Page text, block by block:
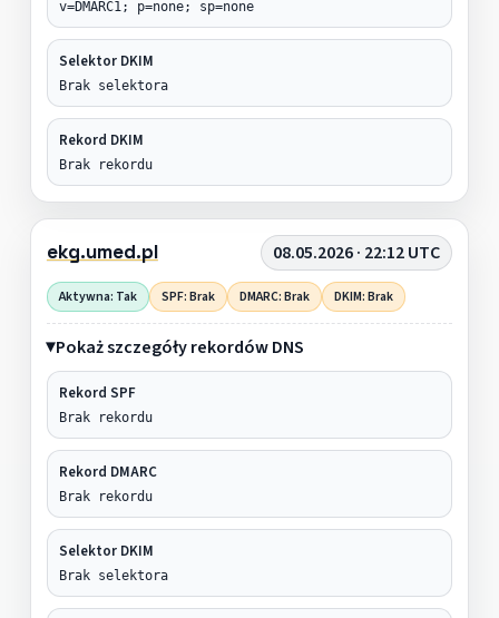
v=DMARC1; p=none; sp=none
Selektor DKIM
Brak selektora
Rekord DKIM
Brak rekordu
ekg.umed.pl 08.05.2026 · 22:12 UTC
Aktywna: Tak SPF: Brak DMARC: Brak DKIM: Brak
Pokaż szczegóły rekordów DNS
Rekord SPF
Brak rekordu
Rekord DMARC
Brak rekordu
Selektor DKIM
Brak selektora